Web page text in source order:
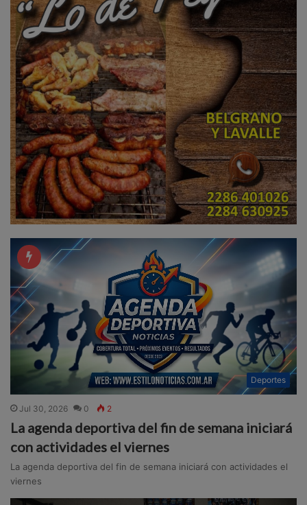
Deportes
Jul 30, 2026 0 2
La agenda deportiva del fin de semana iniciará
con actividades el viernes
La agenda deportiva del fin de semana iniciará con actividades el
viernes